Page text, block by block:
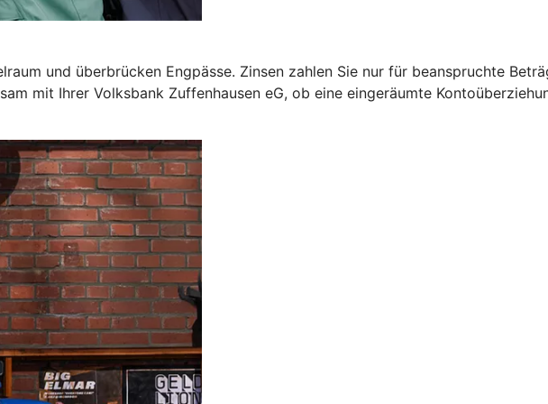
und überbrücken Engpässe. Zinsen zahlen Sie nur für beanspruchte
mit Ihrer Volksbank Zuffenhausen eG, ob eine eingeräumte